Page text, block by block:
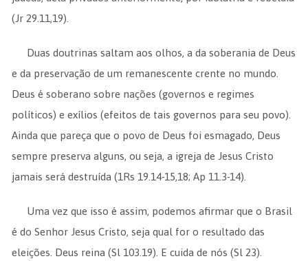
(Jr 29.11,19).
Duas doutrinas saltam aos olhos, a da soberania de Deus
e da preservação de um remanescente crente no mundo.
Deus é soberano sobre nações (governos e regimes
políticos) e exílios (efeitos de tais governos para seu povo).
Ainda que pareça que o povo de Deus foi esmagado, Deus
sempre preserva alguns, ou seja, a igreja de Jesus Cristo
jamais será destruída (1Rs 19.14-15,18; Ap 11.3-14).
Uma vez que isso é assim, podemos afirmar que o Brasil
é do Senhor Jesus Cristo, seja qual for o resultado das
eleições. Deus reina (Sl 103.19). E cuida de nós (Sl 23).